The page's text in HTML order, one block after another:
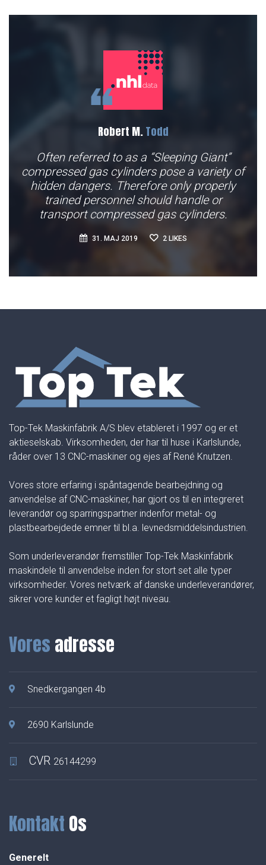
Robert M.Todd
Often referred to as a “Sleeping Giant”
compressed gas cylinders pose a variety of
hidden dangers. Therefore only properly
trained personnel should handle or
transport compressed gas cylinders.
31. MAJ 2019 2 LIKES
Top-Tek Maskinfabrik A/S blev etableret i 1997 og er et
aktieselskab. Virksomheden, der har til huse i Karlslunde,
råder over 13 CNC-maskiner og ejes af René Knutzen.
Vores store erfaring i spåntagende bearbejdning og
anvendelse af CNC-maskiner, har gjort os til en integreret
leverandør og sparringspartner indenfor metal- og
plastbearbejdede emner til bl.a. levnedsmiddelsindustrien.
Som underleverandør fremstiller Top-Tek Maskinfabrik
maskindele til anvendelse inden for stort set alle typer
virksomheder. Vores netværk af danske underleverandører,
sikrer vore kunder et fagligt højt niveau.
Vores adresse
Snedkergangen 4b
2690 Karlslunde
CVR 26144299
Kontakt Os
Generelt